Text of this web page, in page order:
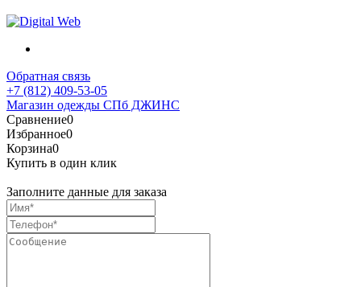
Обратная связь
+7 (812) 409-53-05
Магазин одежды СПб ДЖИНС
Сравнение0
Избранное0
Корзина0
Купить в один клик
Заполните данные для заказа